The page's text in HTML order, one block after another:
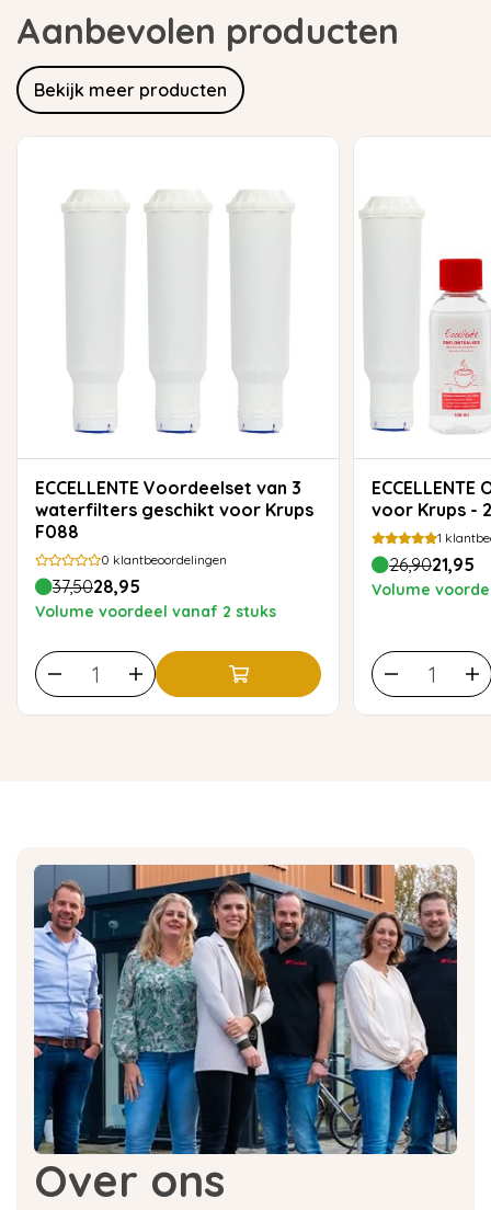
Aanbevolen producten
Bekijk meer producten
ECCELLENTE Voordeelset van 3
waterfilters geschikt voor Krups
F088
0 klantbeoordelingen
37,5028,95
Volume voordeel vanaf 2 stuks
ECCELLENTE Onderhoudspakket
voor Krups -
1
26,9021,95
Volume
Over ons